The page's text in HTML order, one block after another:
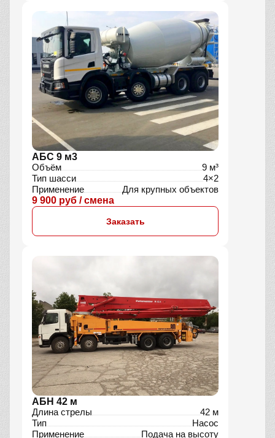
АБС 9 м3
Объём
9 м³
Тип шасси
4×2
Применение
Для крупных объектов
9 900 руб / смена
Заказать
АБН 42 м
Длина стрелы
42 м
Тип
Насос
Применение
Подача на высоту